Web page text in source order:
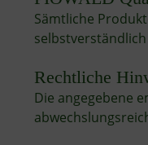
Sämtliche
Rechtliche
Die angegebene